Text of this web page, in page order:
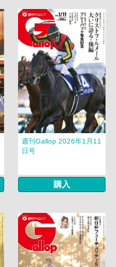
週刊Gallop 2026年1月11
日号
購入